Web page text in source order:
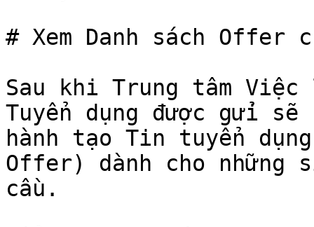
# Xem Danh sách Offer
Sau khi Trung tâm
Tuyển dụng được gửi
hành tạo Tin tuyển
Offer) dành cho những
cầu.